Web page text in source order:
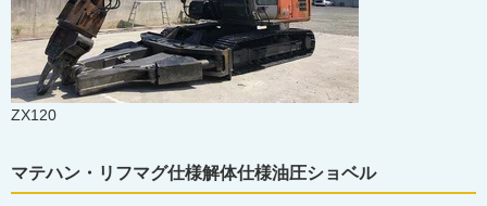
ZX120
マテハン・リフマグ仕様解体仕様油圧ショベル